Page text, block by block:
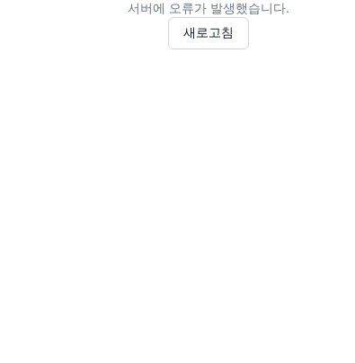
서버에 오류가 발생했습니다.
새로고침